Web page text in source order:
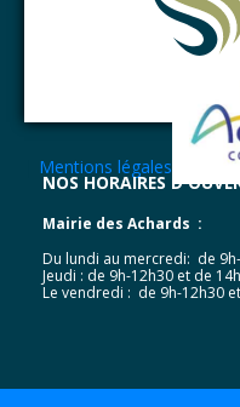
Mentions légales
NOS HORAIRES
Mairie des Achards :
Du lundi au mercredi: de
Jeudi : de 9h-12h30 et de
Le vendredi : de 9h-12h30